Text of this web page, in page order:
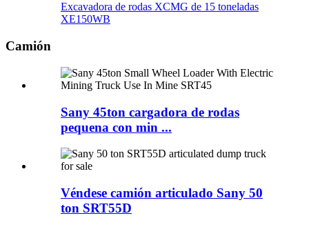
Excavadora de rodas XCMG de 15 toneladas
XE150WB
Camión
Sany 45ton cargadora de rodas
pequena con min ...
Véndese camión articulado Sany 50
ton SRT55D